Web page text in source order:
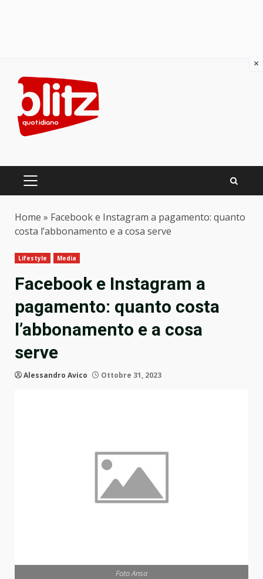
content
PRIMARY
Home » Facebook e Instagram a pagamento: quanto
costa l’abbonamento e a cosa serve
Lifestyle Media
Facebook e Instagram a
pagamento: quanto costa
l’abbonamento e a cosa
serve
Alessandro Avico Ottobre 31, 2023
Foto Ansa
×